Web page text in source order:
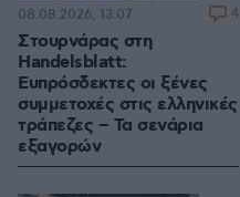
Στουρνάρας στη
Handelsblatt:
Ευπρόσδεκτες οι ξένες
συμμετοχές στις ελληνικές
τράπεζες – Τα σενάρια
εξαγορών
08.08.2026, 13:07 4